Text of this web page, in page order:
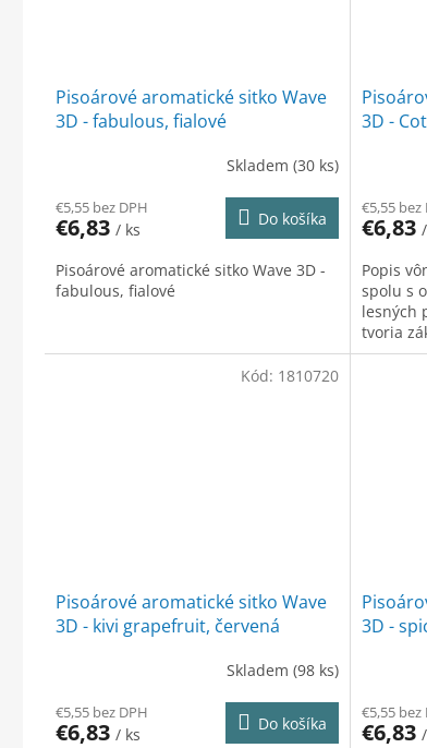
Pisoárové aromatické sitko Wave
3D - fabulous, fialové
Skladem (30 ks)
€5,55 bez DPH
€6,83 / ks
Do košíka
Pisoárové aromatické sitko Wave 3D -
fabulous, fialové
3D -
€5,55 bez
€6,83
Popis
spolu s
lesných
tvoria
tóny
Pisoárové aromatické sitko Wave
3D - kivi grapefruit, červená
Skladem (98 ks)
€5,55 bez DPH
€6,83 / ks
Do košíka
Kód: 1810720
3D -
€5,55 bez
€6,83